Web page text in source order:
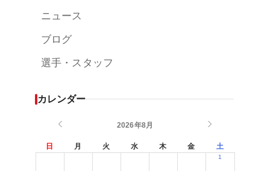
ニュース
ブログ
選手・スタッフ
カレンダー
2026年8月
日 月 火 水 木 金 土
1